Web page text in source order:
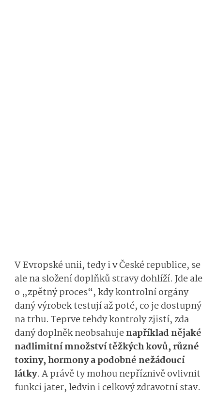
V Evropské unii, tedy i v České republice, se
ale na složení doplňků stravy dohlíží. Jde ale
o „zpětný proces“, kdy kontrolní orgány
daný výrobek testují až poté, co je dostupný
na trhu. Teprve tehdy kontroly zjistí, zda
daný doplněk neobsahujenapříklad nějaké
nadlimitní množství těžkých kovů, různé
toxiny, hormony a podobné nežádoucí
látky. A právě ty mohou nepříznivě ovlivnit
funkci jater, ledvin i celkový zdravotní stav.